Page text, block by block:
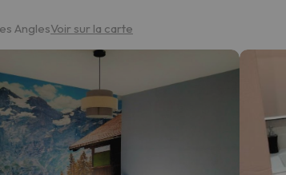
recherche. Essayez de modifier la destination.
AnglesVoir sur la carte